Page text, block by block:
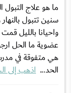
سنين تتبول
واحيانا بالليل
عضوية ما الحل
هي متفوقة في
الحد... اذهب إلى